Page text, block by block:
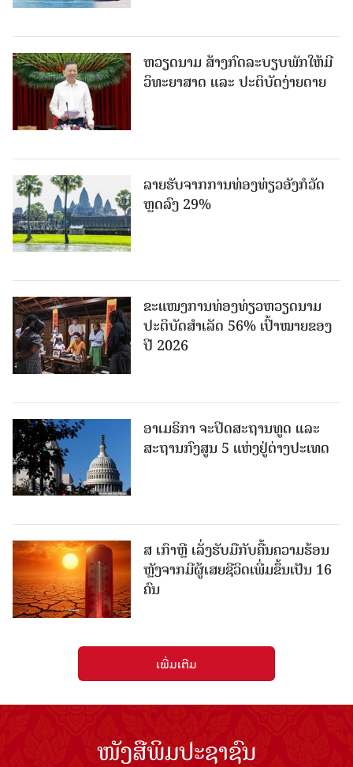
ຫວຽດນາມ ສ້າງກົດລະບຽບພັກໃຫ້ມີ
ວິທະຍາສາດ ແລະ ປະຕິບັດງ່າຍດາຍ
ລາຍຮັບຈາກການທ່ອງທ່ຽວອັງກໍວັດ
ຫຼດລົງ 29%
ຂະ​ແໜງ​ການ​ທ່ອງ​ທ່ຽວຫວຽດນາມ ​
ປະ​ຕິ​ບັດ​ສຳ​ເລັດ 56% ເປົ້າ​ໝາຍຂອງ
ປີ 2026
ອາເມຣິກາ ຈະປິດສະຖານທູດ ແ​ລະ
ສະຖານກົງສູນ 5 ແຫ່ງ​ຢູ່​ຕ່າງ​ປະ​ເທດ
ສ ເກົາຫຼີ ເລັ່ງຮັບມືກັບຄື້ນຄວາມຮ້ອນ
ຫຼັງຈາກມີຜູ້ເສຍຊີວິດເພີ່ມຂຶ້ນເປັນ 16
ຄົນ
ເພີ່ມເຕີມ
ໜັງສືພິມປະຊາຊົນ